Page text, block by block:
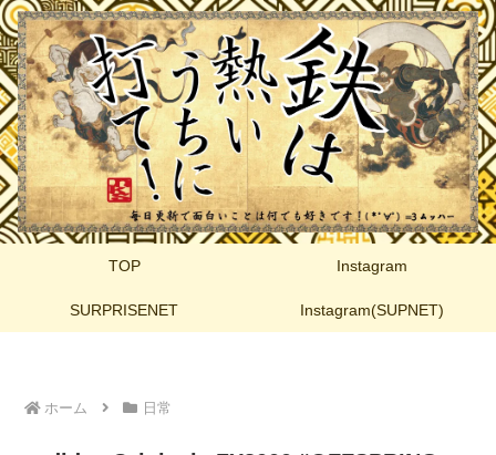
TOP Instagram
SURPRISENET Instagram(SUPNET)
ホーム 日常